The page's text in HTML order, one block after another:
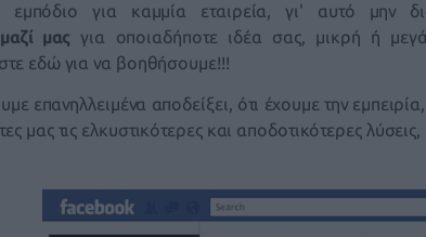
εμπόδιο για καμμία εταιρεία, γι' αυτό μην
μας για οποιαδήποτε ιδέα σας, μικρή ή
εδώ για να βοηθήσουμε!!!
επανηλλειμένα αποδείξει, ότι έχουμε την
μας τις ελκυστικότερες και αποδοτικότερες λύσεις,